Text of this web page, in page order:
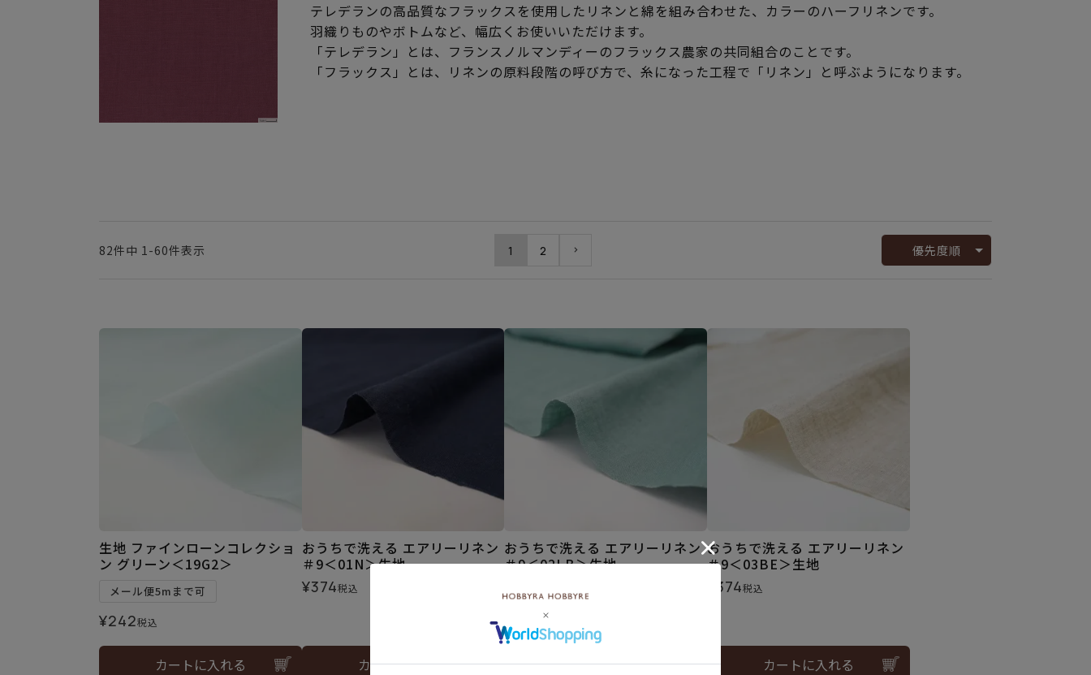
テレデランの高品質なフラックスを使用したリネンと綿を組み合わせた、カラーのハーフリネンです。
羽織りものやボトムなど、幅広くお使いいただけます。
「テレデラン」とは、フランスノルマンディーのフラックス農家の共同組合のことです。
「フラックス」とは、リネンの原料段階の呼び方で、糸になった工程で「リネン」と呼ぶようになります。
優先度順
82件中 1 -60件表示 1 2
生地 ファインローンコレクショ
ン グリーン＜19G2＞
メール便5mまで可
¥242税込
カートに入れる
おうちで洗える エアリーリネン
＃9＜01N＞生地
¥374税込
カートに入れる
おうちで洗える エアリーリネン
＃9＜02LB＞生地
カートに入れる
おうちで洗える エアリーリネン
＃9＜03BE＞生地
374税込
カートに入れる